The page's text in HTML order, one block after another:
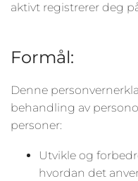
aktivt registrerer deg
Formål:
Denne
behandling av
personer:
Utvikle og
hvordan det